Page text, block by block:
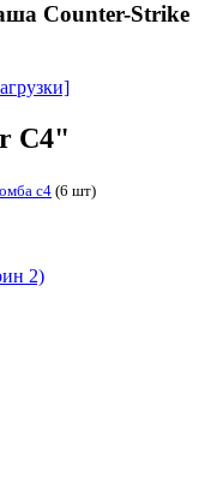
Counter-Strike
C4"
c4 (6 шт)